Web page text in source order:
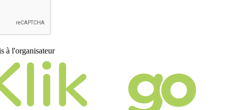
à l'organisateur